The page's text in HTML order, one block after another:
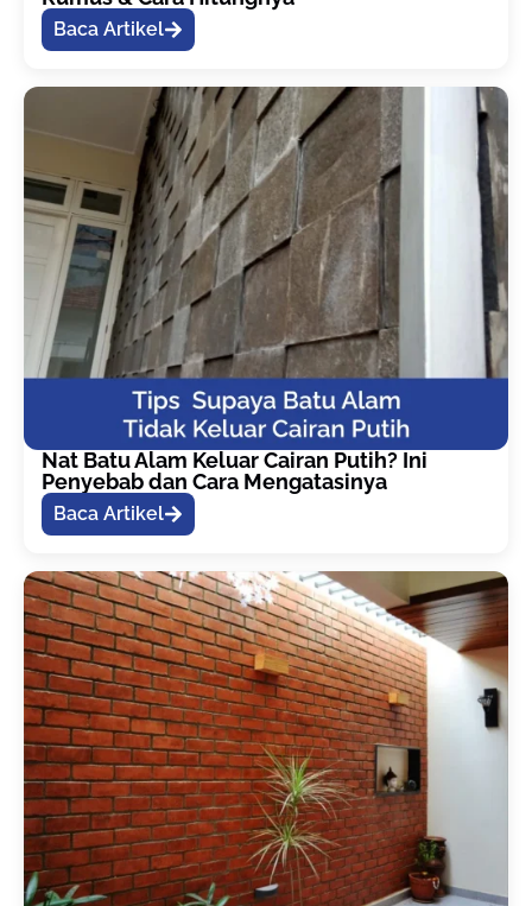
Baca Artikel
Nat Batu Alam Keluar Cairan Putih? Ini
Penyebab dan Cara Mengatasinya
Baca Artikel